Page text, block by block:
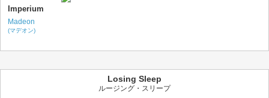
Imperium
Madeon
(マデオン)
Losing Sleep
ルージング・スリープ